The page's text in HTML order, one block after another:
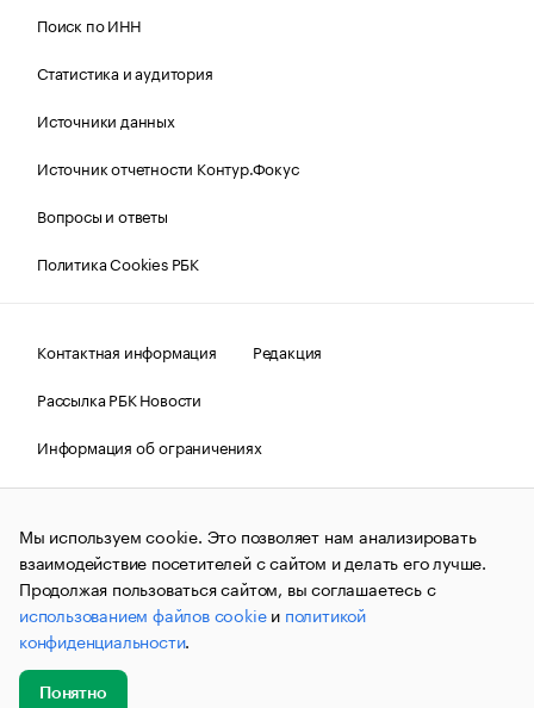
Поиск по ИНН
Статистика и аудитория
Источники данных
Источник отчетности Контур.Фокус
Вопросы и ответы
Политика Cookies РБК
Контактная информация
Редакция
Рассылка РБК Новости
Информация об ограничениях
Правовая информация
О соблюдении авторских прав
© АО «РОСБИЗНЕСКОНСАЛТИНГ»,1995–2026.Сообщения
и материалы информационного агентства «РБК»
(зарегистрировано Федеральной службой по надзору в сфере
связи, информационных технологий и массовых
коммуникаций (Роскомнадзор) 09.12.2015 за номером ИА
№ФС77-63848) сопровождаются пометкой «РБК». Отдельные
публикации могут содержать информацию,
не предназначенную для пользователей
до 18 лет.
Мы используем cookie. Это позволяет нам анализировать
взаимодействие посетителей с сайтом и делать его лучше.
Продолжая пользоваться сайтом, вы соглашаетесь с
использованием файлов cookieи политикой
конфиденциальности.
Понятно